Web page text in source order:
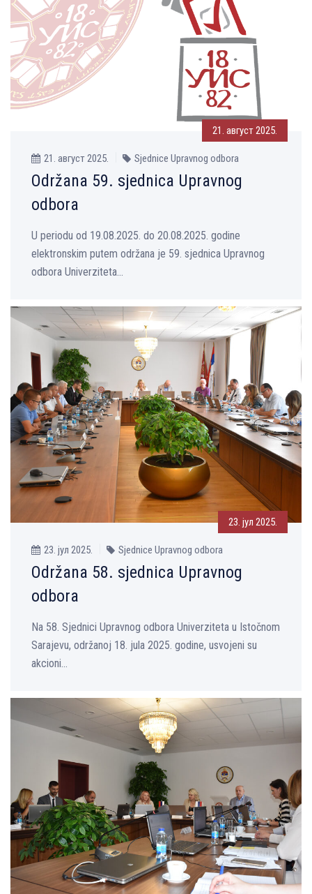
21. август 2025.
21. август 2025. Sjednice Upravnog odbora
Održana 59. sjednica Upravnog
odbora
U periodu od 19.08.2025. do 20.08.2025. godine
elektronskim putem održana je 59. sjednica Upravnog
odbora Univerziteta...
23. јул 2025.
23. јул 2025. Sjednice Upravnog odbora
Održana 58. sjednica Upravnog
odbora
Na 58. Sjednici Upravnog odbora Univerziteta u Istočnom
Sarajevu, održanoj 18. jula 2025. godine, usvojeni su
akcioni...